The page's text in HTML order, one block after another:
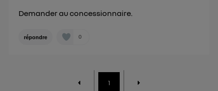
Demander au concessionnaire.
répondre 0
1